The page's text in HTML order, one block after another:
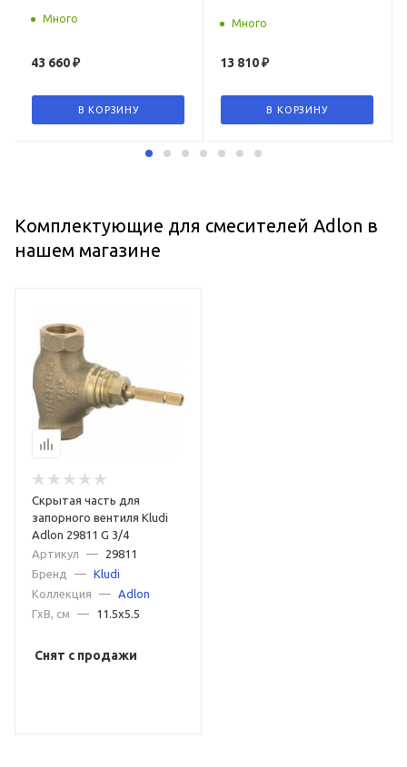
Много
43 660₽
В КОРЗИНУ
Много
13 810₽
В КОРЗИНУ
Комплектующие для смесителей Adlon в
нашем магазине
Скрытая часть для
запорного вентиля Kludi
Adlon 29811 G 3/4
Артикул
—
29811
Бренд
— Kludi
Коллекция
— Adlon
ГxВ, см
— 11.5x5.5
Снят с продажи